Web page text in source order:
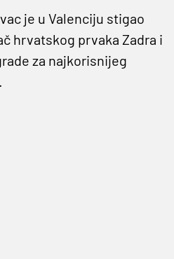
je u Valenciju stigao
hrvatskog prvaka Zadra i
za najkorisnijeg